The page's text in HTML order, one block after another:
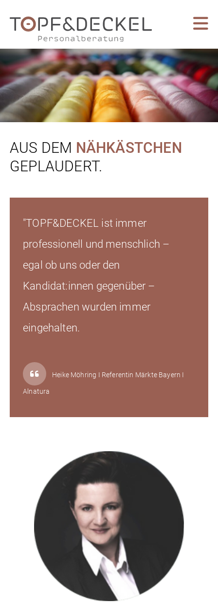
AUS DEM NÄHKÄSTCHEN
GEPLAUDERT.
"TOPF&DECKEL ist immer
professionell und menschlich –
egal ob uns oder den
Kandidat:innen gegenüber –
Absprachen wurden immer
eingehalten.
Heike Möhring I Referentin Märkte Bayern I
Alnatura